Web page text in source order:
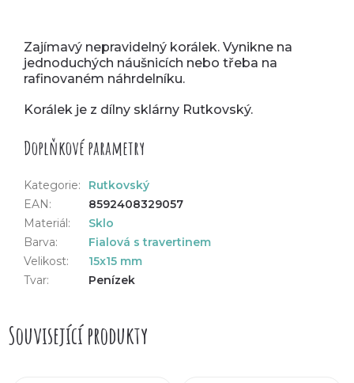
Zajímavý nepravidelný korálek. Vynikne na
jednoduchých náušnicích nebo třeba na
rafinovaném náhrdelníku.
Korálek je z dílny sklárny Rutkovský.
Doplňkové parametry
Kategorie:
Rutkovský
EAN:
8592408329057
Materiál:
Sklo
Barva:
Fialová s travertinem
Velikost:
15x15 mm
Tvar: Penízek
Související produkty